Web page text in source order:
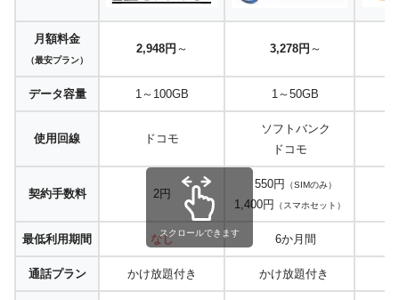
月額料金
（最安プラン）
2,948円 ～ 3,278円 ～
データ容量 1～100GB 1～50GB
使用回線 ドコモ
ソフトバンク
ドコモ
契約手数料 2円
550円 （SIMのみ）
1,400円 （スマホセット）
最低利用期間 なし 6か月間
通話プラン かけ放題付き かけ放題付き
スクロールできます